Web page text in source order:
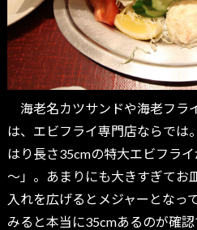
海老名カツサンドや海老フラ
は、エビフライ専門店ならでは
はり長さ35cmの特大エビフラ
～」。あまりにも大きすぎてお
入れを広げるとメジャーとなっ
みると本当に35cmあるのが確認